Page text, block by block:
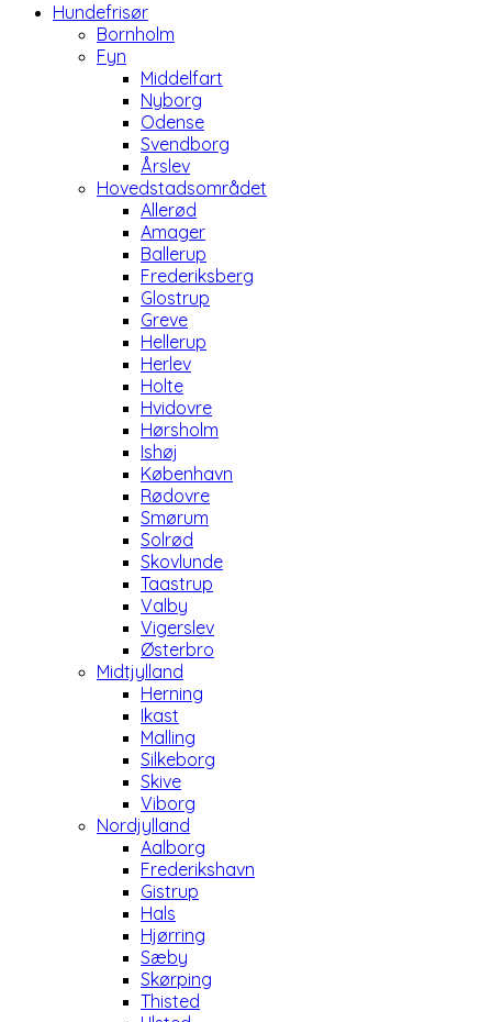
Hundefrisør
Bornholm
Fyn
Middelfart
Nyborg
Odense
Svendborg
Årslev
Hovedstadsområdet
Allerød
Amager
Ballerup
Frederiksberg
Glostrup
Greve
Hellerup
Herlev
Holte
Hvidovre
Hørsholm
Ishøj
København
Rødovre
Smørum
Solrød
Skovlunde
Taastrup
Valby
Vigerslev
Østerbro
Midtjylland
Herning
Ikast
Malling
Silkeborg
Skive
Viborg
Nordjylland
Aalborg
Frederikshavn
Gistrup
Hals
Hjørring
Sæby
Skørping
Thisted